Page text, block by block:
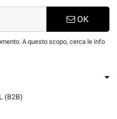
OK
A questo scopo, cerca le info
(B2B)